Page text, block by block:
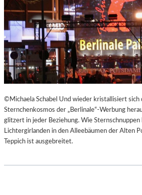
©Michaela Schabel Und wieder kristallisiert sich
Sternchenkosmos der „Berlinale“-Werbung
glitzert in jeder Beziehung. Wie Sternschnuppen
Lichtergirlanden in den Alleebäumen der Alten
Teppich ist ausgebreitet.